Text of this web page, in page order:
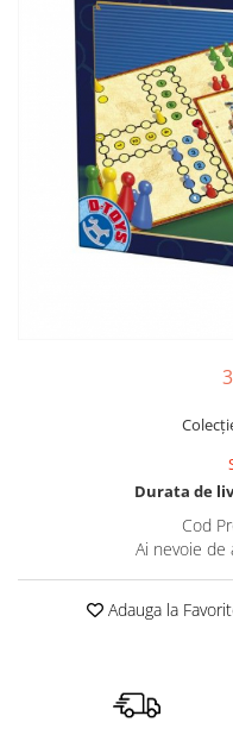
Usborne
Durata de
Cod
Ai nevoie de
Adauga la